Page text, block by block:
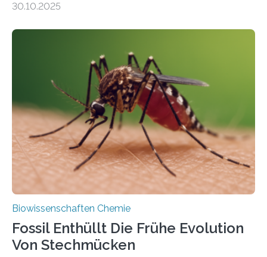
Landpflanzen zählen zu den komplexesten
Grünalgen, die vor Hunderten von Millionen Jahren
lebten. Unter den Vorfahren sticht eine Gruppe heraus,
die noch heute in der Natur vorkommt: die
Süßwasseralge Coleochaetophyceae. Einige Arten
dieser Gruppe bilden aus Zellfäden dichte Geflechte
mit scheibenförmiger Gestalt. Was auffällig ist: Die
nächsten…
30.10.2025
Biowissenschaften Chemie
Fossil Enthüllt Die Frühe Evolution
Von Stechmücken